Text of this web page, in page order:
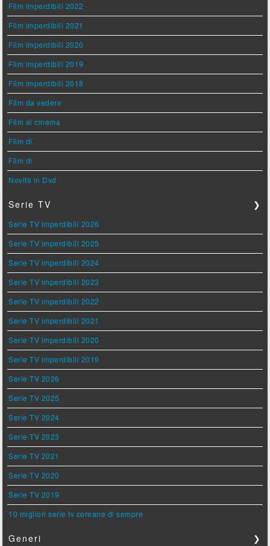
Film imperdibili 2022
Film imperdibili 2021
Film imperdibili 2020
Film imperdibili 2019
Film imperdibili 2018
Film da vedere
Film al cinema
Film di
Film di
Novità in Dvd
Serie TV ❯
Serie TV imperdibili 2026
Serie TV imperdibili 2025
Serie TV imperdibili 2024
Serie TV imperdibili 2023
Serie TV imperdibili 2022
Serie TV imperdibili 2021
Serie TV imperdibili 2020
Serie TV imperdibili 2019
Serie TV 2026
Serie TV 2025
Serie TV 2024
Serie TV 2023
Serie TV 2021
Serie TV 2020
Serie TV 2019
10 migliori serie tv coreane di sempre
Generi ❯